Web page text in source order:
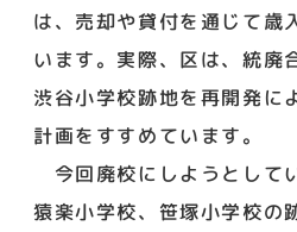
は、売却や貸付を通じて歳
います。実際、区は、統廃
渋谷小学校跡地を再開発に
計画をすすめています。
今回廃校にしようとして
猿楽小学校、笹塚小学校の